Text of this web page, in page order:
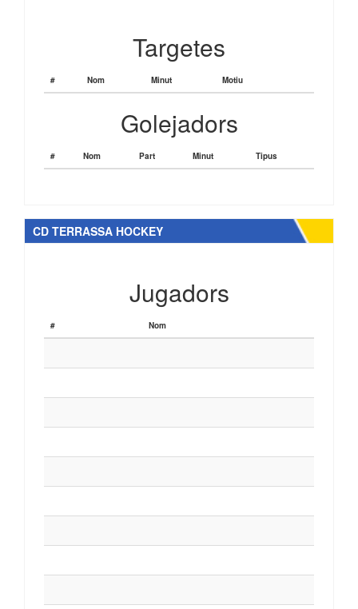
Targetes
# Nom Minut Motiu
Golejadors
# Nom Part Minut Tipus
CD TERRASSA HOCKEY
Jugadors
# Nom